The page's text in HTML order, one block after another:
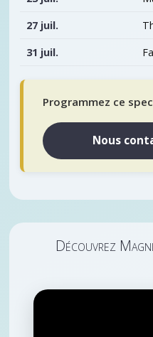
27 juil.
31 juil.
Programmez ce
Nous
Découvrez